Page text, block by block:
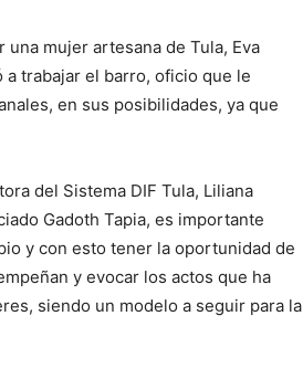
mujer artesana de Tula, Eva
trabajar el barro, oficio que le
en sus posibilidades, ya que
del Sistema DIF Tula, Liliana
Gadoth Tapia, es importante
y con esto tener la oportunidad de
y evocar los actos que ha
siendo un modelo a seguir para la